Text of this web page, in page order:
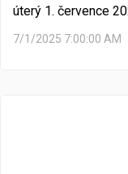
úterý 1. července
7/1/2025 7:00:00 AM